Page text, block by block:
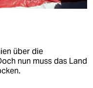
über die
nun muss das Land